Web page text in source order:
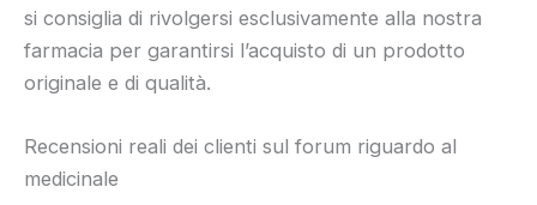
si consiglia di rivolgersi esclusivamente alla nostra
farmacia per garantirsi l’acquisto di un prodotto
originale e di qualità.
Recensioni reali dei clienti sul forum riguardo al
medicinale